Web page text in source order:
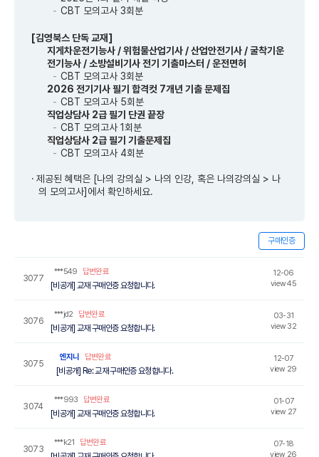
CBT 모의고사 3회분
[김영북스 단독 교재]
지게차운전기능사 / 위험물산업기사 / 산업안전기사 / 굴착기운
전기능사 / 소방설비기사 전기 기출마스터 / 운전면허
CBT 모의고사 3회분
2026 전기기사 필기 합격컷 7개년 기출 문제집
CBT 모의고사 5회분
직업상담사 2급 필기 단권 끝장
CBT 모의고사 1회분
직업상담사 2급 필기 기출문제집
CBT 모의고사 4회분
제공된 혜택은 [나의 강의실 > 나의 인강, 혹은 나의강의실 > 나
의 모의고사]에서 확인하세요.
구매인증
3077
***549 답변완료
[비공개] 교재 구매인증 요청합니다.
12-06
view 45
3076
***jd2 답변완료
[비공개] 교재 구매인증 요청합니다.
03-31
view 32
3075
엔지니 답변완료
[비공개] Re: 교재 구매인증 요청합니다.
12-07
view 29
3074
***993 답변완료
[비공개] 교재 구매인증 요청합니다.
01-07
view 27
3073
***k21 답변완료
07-18
view 26